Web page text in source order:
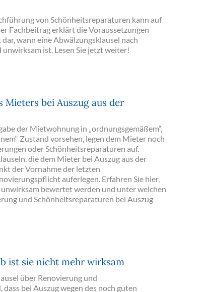
von Schönheitsreparaturen kann auf
Fachbeitrag erklärt die Voraussetzungen
wann eine Abwälzungsklausel nach
ist. Lesen Sie jetzt weiter!
bei Auszug aus der
der Mietwohnung in „ordnungsgemäßem“,
Zustand vorsehen, legen dem Mieter noch
oder Schönheitsreparaturen auf.
die dem Mieter bei Auszug aus der
der Vornahme der letzten
auferlegen. Erfahren Sie hier,
bewertet werden und unter welchen
und Schönheitsreparaturen bei Auszug
ist sie nicht mehr wirksam
über Renovierung und
bei Auszug wegen des noch guten